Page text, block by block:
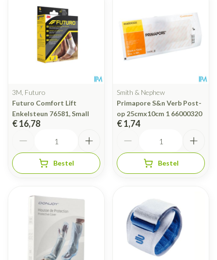
3M, Futuro
Futuro Comfort Lift
Enkelsteun 76581, Small
€ 16,78
Bestel
Smith & Nephew
Primapore S&n Verb Post-
op 25cmx10cm 1 66000320
€ 1,74
Bestel